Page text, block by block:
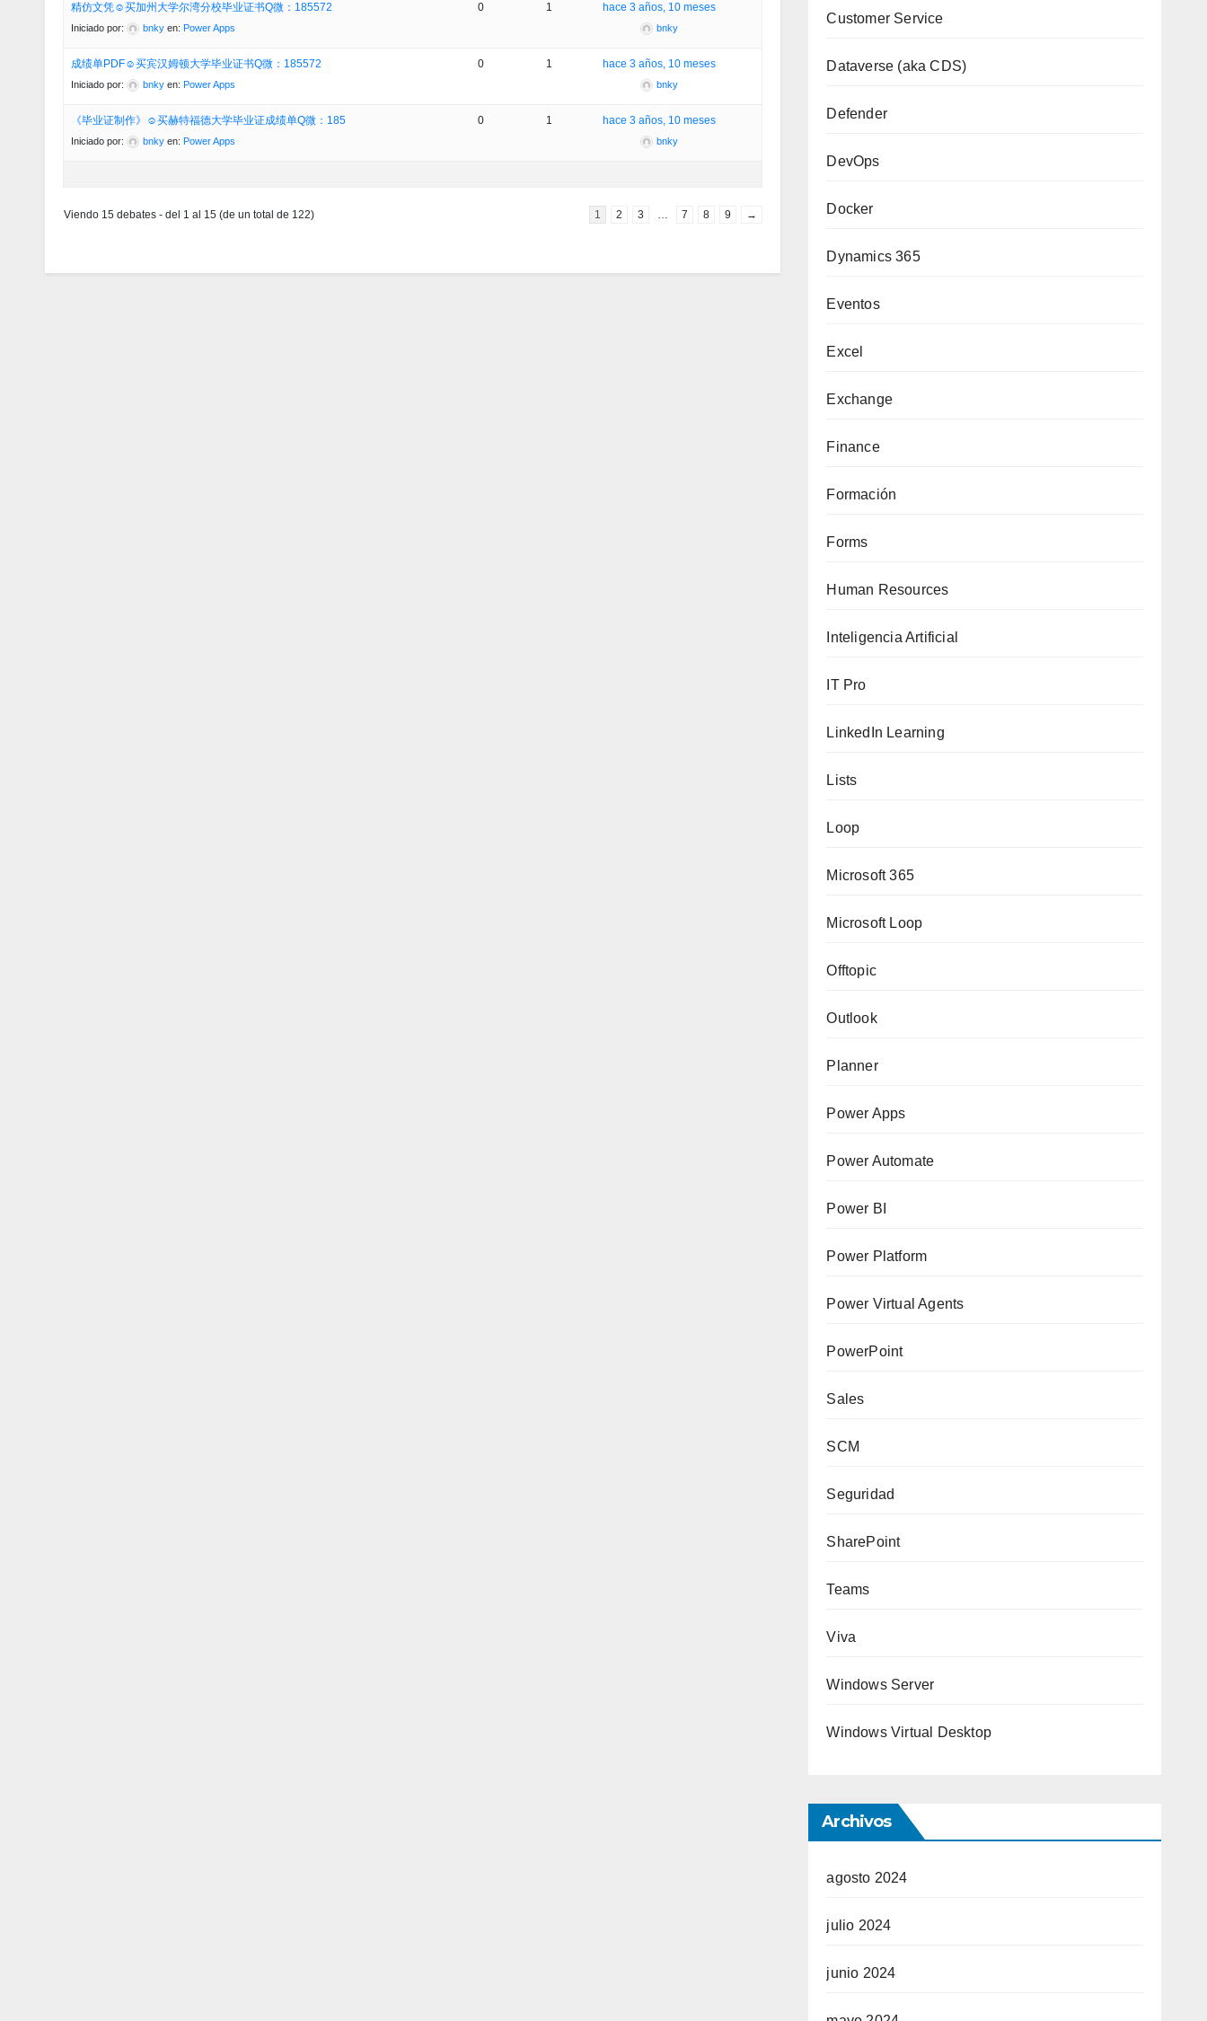
精仿文凭☺买加州大学尔湾分校毕业证书Q微：185572
Iniciado por: bnky en: Power Apps
0 1 hace 3 años, 10 meses
bnky
成绩单PDF☺买宾汉姆顿大学毕业证书Q微：185572
Iniciado por: bnky en: Power Apps
0 1 hace 3 años, 10 meses
bnky
《毕业证制作》☺买赫特福德大学毕业证成绩单Q微：185
Iniciado por: bnky en: Power Apps
0 1 hace 3 años, 10 meses
bnky
Viendo 15 debates - del 1 al 15 (de un total de 122) 1 2 3 … 7 8 9 →
Customer Service
Dataverse (aka CDS)
Defender
DevOps
Docker
Dynamics 365
Eventos
Excel
Exchange
Finance
Formación
Forms
Human Resources
Inteligencia Artificial
IT Pro
LinkedIn Learning
Lists
Loop
Microsoft 365
Microsoft Loop
Offtopic
Outlook
Planner
Power Apps
Power Automate
Power BI
Power Platform
Power Virtual Agents
PowerPoint
Sales
SCM
Seguridad
SharePoint
Teams
Viva
Windows Server
Windows Virtual Desktop
Archivos
agosto 2024
julio 2024
junio 2024